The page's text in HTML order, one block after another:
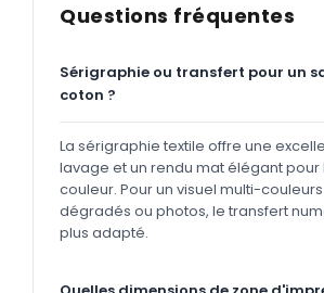
Questions fréquentes
Sérigraphie ou transfert pour un
coton ?
La sérigraphie textile offre une
lavage et un rendu mat élégant pour
couleur. Pour un visuel multi-
dégradés ou photos, le transfert
plus adapté.